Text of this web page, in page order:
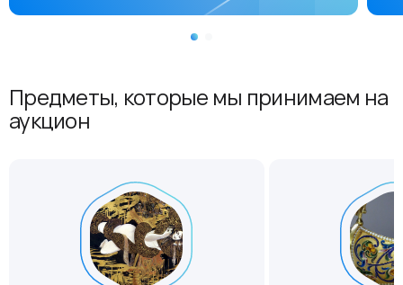
Предметы, которые мы принимаем на
аукцион